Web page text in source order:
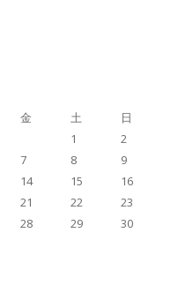
金 土
日
1
2
7 8
9
14 15
16
21 22
23
28 29
30